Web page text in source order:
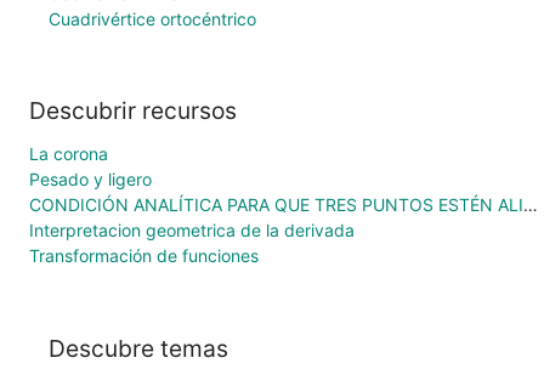
Cuadrivértice ortocéntrico
Descubrir recursos
La corona
Pesado y ligero
CONDICIÓN ANALÍTICA PARA QUE TRES PUNTOS ESTÉN ALINEADOS
Interpretacion geometrica de la derivada
Transformación de funciones
Descubre temas